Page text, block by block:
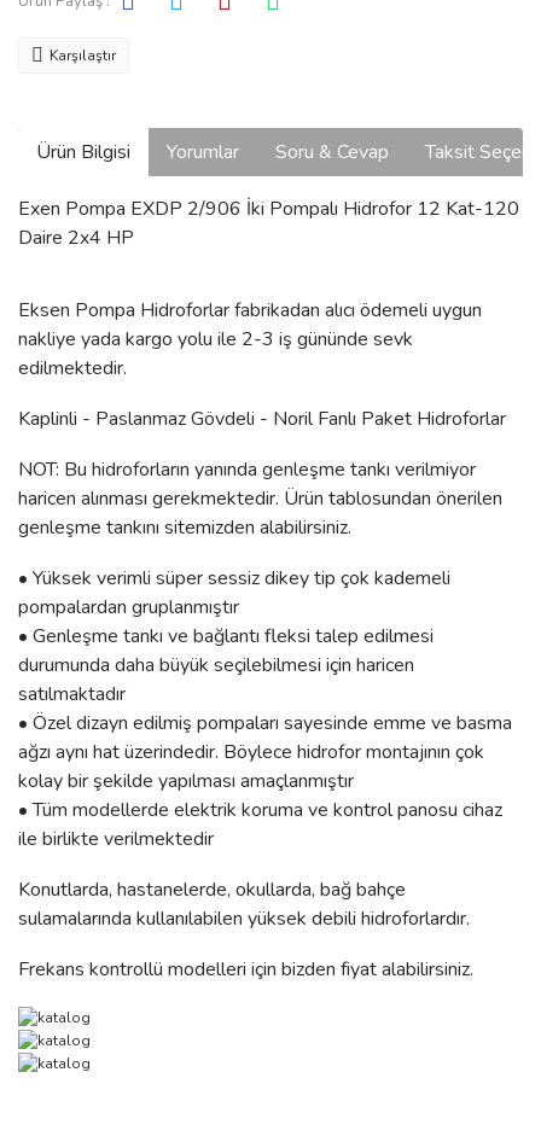
Karşılaştır
Ürün Bilgisi Yorumlar Soru & Cevap Taksit
Exen Pompa EXDP 2/906 İki Pompalı Hidrofor 12 Kat-120
Daire 2x4 HP
Eksen Pompa Hidroforlar fabrikadan alıcı ödemeli uygun
nakliye yada kargo yolu ile 2-3 iş gününde sevk
edilmektedir.
Kaplinli - Paslanmaz Gövdeli - Noril Fanlı Paket Hidroforlar
NOT: Bu hidroforların yanında genleşme tankı verilmiyor
haricen alınması gerekmektedir. Ürün tablosundan önerilen
genleşme tankını sitemizden alabilirsiniz.
• Yüksek verimli süper sessiz dikey tip çok kademeli
pompalardan gruplanmıştır
• Genleşme tankı ve bağlantı fleksi talep edilmesi
durumunda daha büyük seçilebilmesi için haricen
satılmaktadır
• Özel dizayn edilmiş pompaları sayesinde emme ve basma
ağzı aynı hat üzerindedir. Böylece hidrofor montajının çok
kolay bir şekilde yapılması amaçlanmıştır
• Tüm modellerde elektrik koruma ve kontrol panosu cihaz
ile birlikte verilmektedir
Konutlarda, hastanelerde, okullarda, bağ bahçe
sulamalarında kullanılabilen yüksek debili hidroforlardır.
Frekans kontrollü modelleri için bizden fiyat alabilirsiniz.